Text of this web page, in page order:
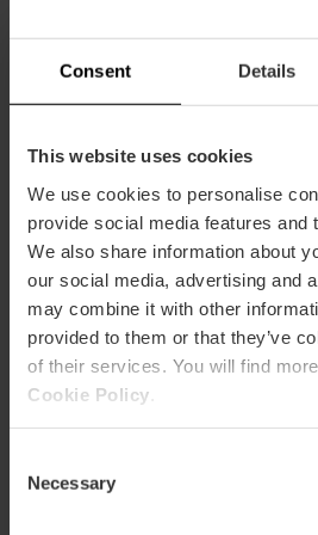
Consent Details
This website uses cookies
We use cookies to personalise
provide social media features and
We also share information about
our social media, advertising and
may combine it with other
provided to them or that they’ve
of their services. You will find
Cookie Policy
Selection
Necessary
Cómo llegar
Metro
L1,L2
Bus
62